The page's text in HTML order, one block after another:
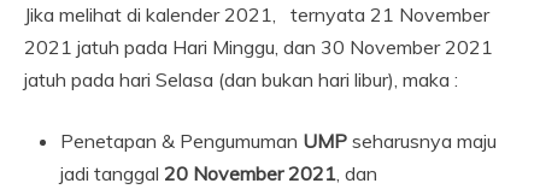
Jika melihat di kalender 2021, ternyata 21 November
2021 jatuh pada Hari Minggu, dan 30 November 2021
jatuh pada hari Selasa (dan bukan hari libur), maka :
Penetapan & Pengumuman UMP seharusnya maju
jadi tanggal 20 November 2021 , dan